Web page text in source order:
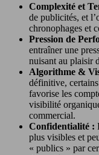
Complexité et
de publicités, et
chronophages et
Pression de
entraîner une
nuisant au plaisir
Algorithme &
définitive,
favorise les
visibilité
commercial.
Confidentialité :
plus visibles et
« publics » par